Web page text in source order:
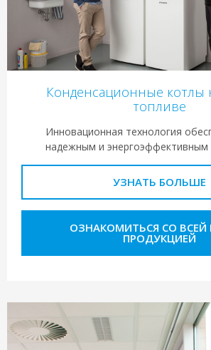
Конденсационные котлы
топливе
Инновационная технология
надежным и энергоэффективным
УЗНАТЬ БОЛЬШЕ
ОЗНАКОМИТЬСЯ СО
ПРОДУКЦИЕЙ